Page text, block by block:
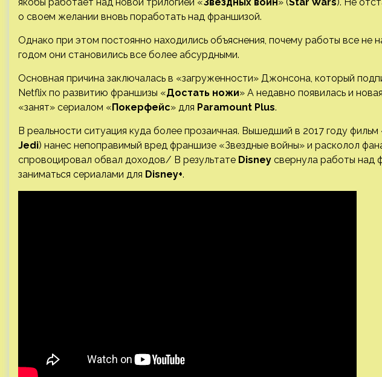
о своем желании вновь поработать над франшизой.
Однако при этом постоянно находились объяснения, почему работы все не
годом они становились все более абсурдными.
Основная причина заключалась в «загруженности» Джонсона, который
Netflix по развитию франшизы «Достать ножи» А недавно появилась и
«занят» сериалом «Покерфейс» для Paramount Plus.
В реальности ситуация куда более прозаичная. Вышедший в 2017 году фильм
Jedi) нанес непоправимый вред франшизе «Звездные войны» и расколол
спровоцировал обвал доходов/ В результате Disney свернула работы над
заниматься сериалами для Disney+.